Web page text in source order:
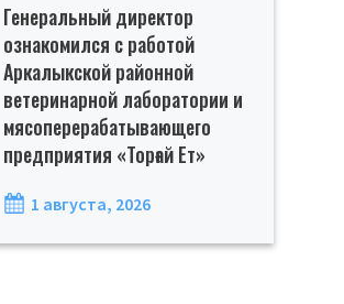
Генеральный директор
ознакомился с работой
Аркалыкской районной
ветеринарной лаборатории и
мясоперерабатывающего
предприятия «Торғай Ет»
1 августа, 2026